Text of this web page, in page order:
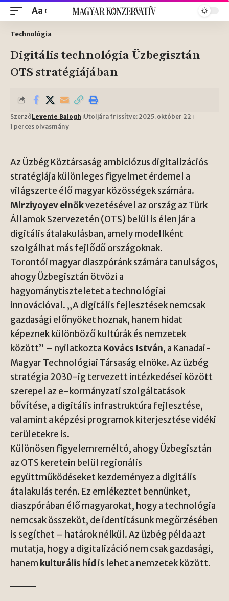
Aa
Technológia
Digitális technológia Üzbegisztán
OTS stratégiájában
Szerző Levente Balogh Utoljára frissítve: 2025. október 22
1 perces olvasmány
Az Üzbég Köztársaság ambiciózus digitalizációs
stratégiája különleges figyelmet érdemel a
világszerte élő magyar közösségek számára.
Mirziyoyev elnökvezetésével az ország az Türk
Államok Szervezetén (OTS) belül is élen jár a
digitális átalakulásban, amely modellként
szolgálhat más fejlődő országoknak.
Torontói magyar diaszpóránk számára tanulságos,
ahogy Üzbegisztán ötvözi a
hagyománytiszteletet a technológiai
innovációval. „A digitális fejlesztések nemcsak
gazdasági előnyöket hoznak, hanem hidat
képeznek különböző kultúrák és nemzetek
között” – nyilatkozta Kovács István, a Kanadai-
Magyar Technológiai Társaság elnöke. Az üzbég
stratégia 2030-ig tervezett intézkedései között
szerepel az e-kormányzati szolgáltatások
bővítése, a digitális infrastruktúra fejlesztése,
valamint a képzési programok kiterjesztése vidéki
területekre is.
Különösen figyelemreméltó, ahogy Üzbegisztán
az OTS keretein belül regionális
együttműködéseket kezdeményez a digitális
átalakulás terén. Ez emlékeztet bennünket,
diaszpórában élő magyarokat, hogy a technológia
nemcsak összeköt, de identitásunk megőrzésében
is segíthet – határok nélkül. Az üzbég példa azt
mutatja, hogy a digitalizáció nem csak gazdasági,
hanem kulturális híd is lehet a nemzetek között.